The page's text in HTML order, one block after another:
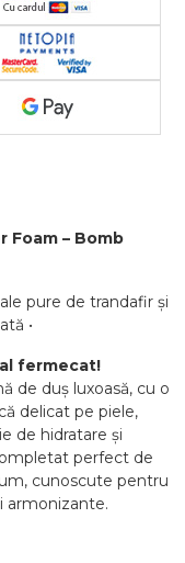
Foam – Bomb
pure de trandafir și
•
fermecat!
de duș luxoasă, cu o
delicat pe piele,
de hidratare și
perfect de
cunoscute pentru
armonizante.